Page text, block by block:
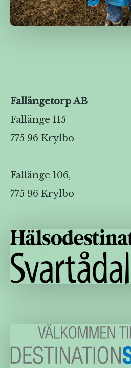
Fallängetorp AB
Fallänge 115
775 96 Krylbo
Fallänge 106,
775 96 Krylbo